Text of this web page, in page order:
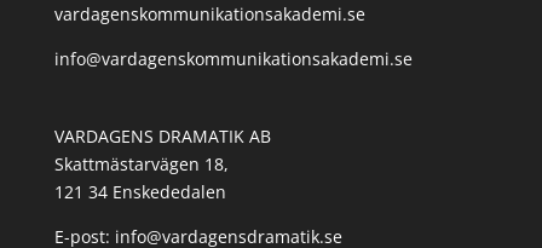
vardagenskommunikationsakademi.se
info@vardagenskommunikationsakademi.se
VARDAGENS DRAMATIK AB
Skattmästarvägen 18,
121 34 Enskededalen
E-post: info@vardagensdramatik.se